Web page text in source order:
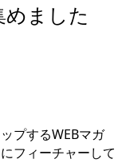
ました
プするWEBマガ
フィーチャーして